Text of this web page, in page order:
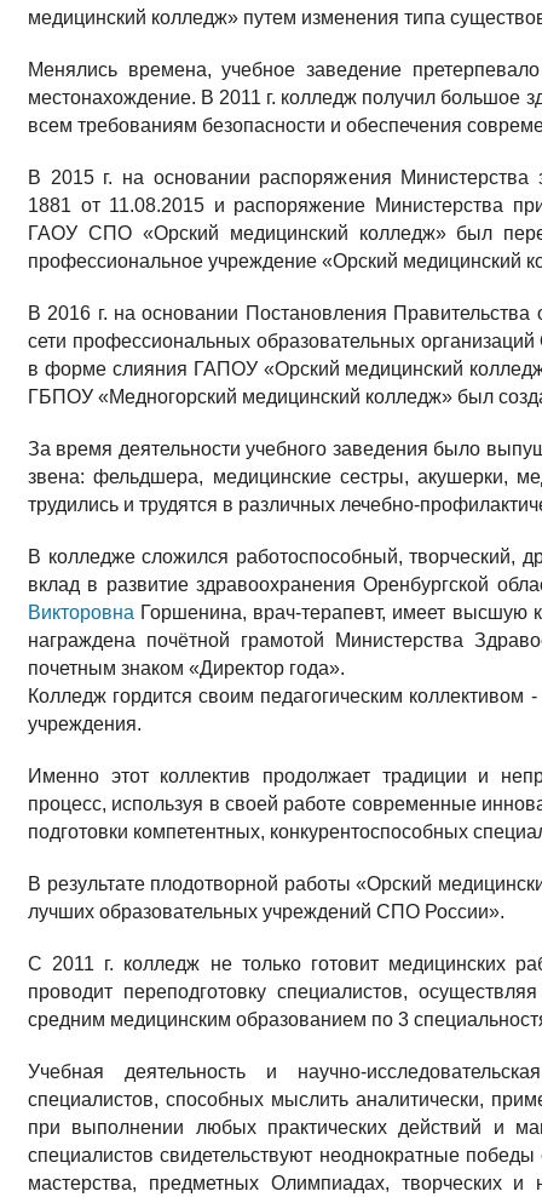
медицинский колледж» путем изменения типа
Менялись времена, учебное заведение
местонахождение. В 2011 г. колледж получил большое
всем требованиям безопасности и обеспечения
В 2015 г. на основании распоряжения
1881 от 11.08.2015 и распоряжение Министерства
ГАОУ СПО «Орский медицинский колледж» был
профессиональное учреждение «Орский медицинский
В 2016 г. на основании Постановления
сети профессиональных образовательных
в форме слияния ГАПОУ «Орский медицинский
ГБПОУ «Медногорский медицинский колледж» был
За время деятельности учебного заведения было
звена: фельдшера, медицинские сестры, акушерки,
трудились и трудятся в различных лечебно-
В колледже сложился работоспособный, творческий,
вклад в развитие здравоохранения Оренбургской
Викторовна Горшенина, врач-терапевт, имеет высшую
награждена почётной грамотой Министерства
почетным знаком «Директор года».
Колледж гордится своим педагогическим
учреждения.
Именно этот коллектив продолжает традиции и
процесс, используя в своей работе современные
подготовки компетентных, конкурентоспособных
В результате плодотворной работы «Орский
лучших образовательных учреждений СПО России».
С 2011 г. колледж не только готовит медицинских
проводит переподготовку специалистов,
средним медицинским образованием по 3
Учебная деятельность и научно-
специалистов, способных мыслить аналитически,
при выполнении любых практических действий и
специалистов свидетельствуют неоднократные
мастерства, предметных Олимпиадах, творческих и